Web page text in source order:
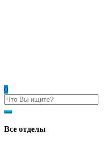
0
Все отделы